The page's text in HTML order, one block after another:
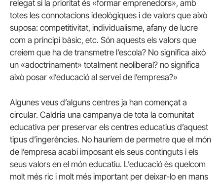
relegat si la prioritat és «formar emprenedors», amb
totes les connotacions ideològiques i de valors que això
suposa: competitivitat, individualisme, afany de lucre
com a principi bàsic, etc. Són aquests els valors que
creiem que ha de transmetre l’escola? No significa això
un «adoctrinament» totalment neoliberal? no significa
això posar «l’educació al servei de l’empresa?»
Algunes veus d’alguns centres ja han començat a
circular. Caldria una campanya de tota la comunitat
educativa per preservar els centres educatius d’aquest
tipus d’ingerències. No hauríem de permetre que el món
de l’empresa acabi imposant els seus continguts i els
seus valors en el món educatiu. L’educació és quelcom
molt més ric i molt més important per deixar-lo en mans